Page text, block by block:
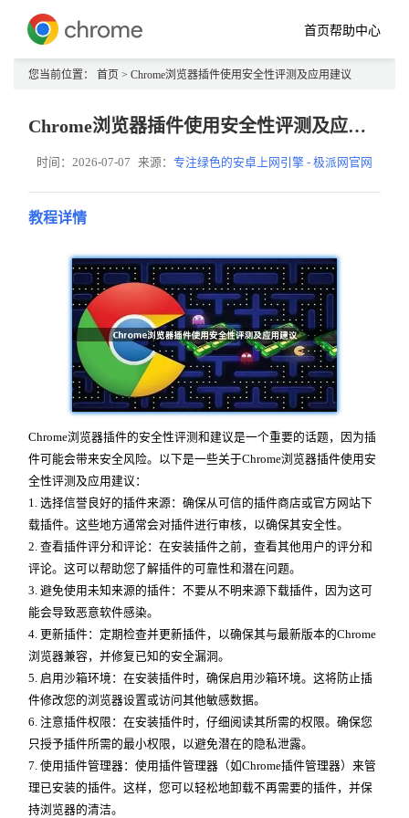
首页帮助中心
您当前位置： 首页 > Chrome浏览器插件使用安全性评测及应用建议
Chrome浏览器插件使用安全性评测及应用建议
时间：2026-07-07 来源：专注绿色的安卓上网引擎 - 极派网官网
教程详情
Chrome浏览器插件的安全性评测和建议是一个重要的话题，因为插
件可能会带来安全风险。以下是一些关于Chrome浏览器插件使用安
全性评测及应用建议：
1. 选择信誉良好的插件来源：确保从可信的插件商店或官方网站下
载插件。这些地方通常会对插件进行审核，以确保其安全性。
2. 查看插件评分和评论：在安装插件之前，查看其他用户的评分和
评论。这可以帮助您了解插件的可靠性和潜在问题。
3. 避免使用未知来源的插件：不要从不明来源下载插件，因为这可
能会导致恶意软件感染。
4. 更新插件：定期检查并更新插件，以确保其与最新版本的Chrome
浏览器兼容，并修复已知的安全漏洞。
5. 启用沙箱环境：在安装插件时，确保启用沙箱环境。这将防止插
件修改您的浏览器设置或访问其他敏感数据。
6. 注意插件权限：在安装插件时，仔细阅读其所需的权限。确保您
只授予插件所需的最小权限，以避免潜在的隐私泄露。
7. 使用插件管理器：使用插件管理器（如Chrome插件管理器）来管
理已安装的插件。这样，您可以轻松地卸载不再需要的插件，并保
持浏览器的清洁。